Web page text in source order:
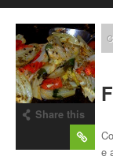
Share this
e